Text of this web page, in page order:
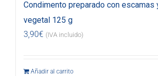
Condimento preparado con escamas
vegetal 125 g
3,90€ (IVA incluido)
Añadir al carrito